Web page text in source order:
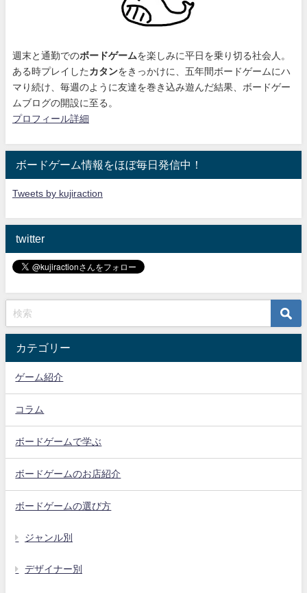
週末と通勤でのボードゲームを楽しみに平日を乗り切る社会人。
ある時プレイした カタンをきっかけに、 五年間ボードゲームにハ
マり続け 、毎週のように友達を巻き込み遊んだ結果、ボードゲー
ムブログの開設に至る。
プロフィール詳細
ボードゲーム情報をほぼ毎日発信中！
Tweets by kujiraction
twitter
カテゴリー
ゲーム紹介
コラム
ボードゲームで学ぶ
ボードゲームのお店紹介
ボードゲームの選び方
ジャンル別
デザイナー別